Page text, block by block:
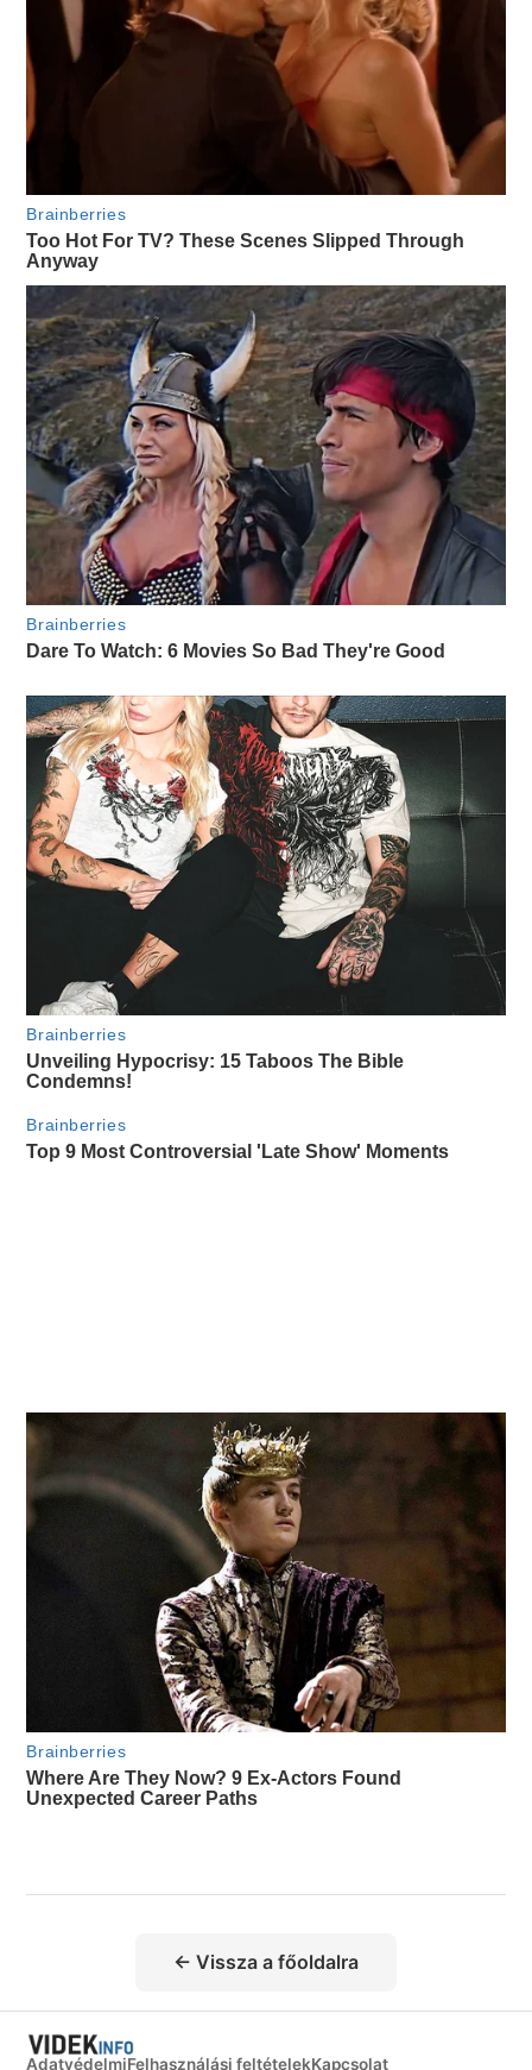
← Vissza a főoldalra
AdatvédelmiFelhasználási feltételekKapcsolat